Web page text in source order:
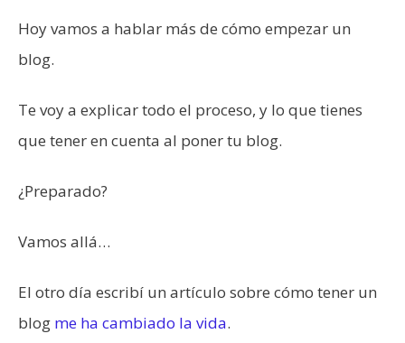
Hoy vamos a hablar más de cómo empezar un
blog.
Te voy a explicar todo el proceso, y lo que tienes
que tener en cuenta al poner tu blog.
¿Preparado?
Vamos allá…
El otro día escribí un artículo sobre cómo tener un
blog me ha cambiado la vida.